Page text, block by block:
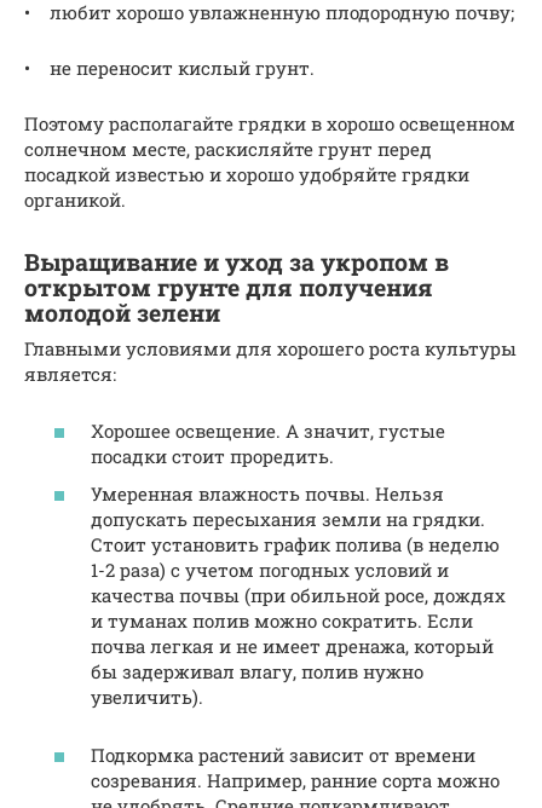
• любит хорошо увлажненную плодородную почву;
• не переносит кислый грунт.
Поэтому располагайте грядки в хорошо освещенном
солнечном месте, раскисляйте грунт перед
посадкой известью и хорошо удобряйте грядки
органикой.
Выращивание и уход за укропом в
открытом грунте для получения
молодой зелени
Главными условиями для хорошего роста культуры
является:
Хорошее освещение. А значит, густые
посадки стоит проредить.
Умеренная влажность почвы. Нельзя
допускать пересыхания земли на грядки.
Стоит установить график полива (в неделю
1-2 раза) с учетом погодных условий и
качества почвы (при обильной росе, дождях
и туманах полив можно сократить. Если
почва легкая и не имеет дренажа, который
бы задерживал влагу, полив нужно
увеличить).
Подкормка растений зависит от времени
созревания. Например, ранние сорта можно